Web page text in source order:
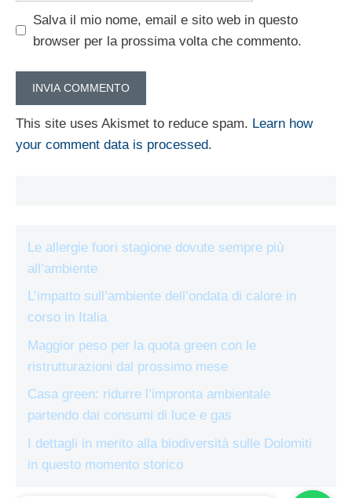
Salva il mio nome, email e sito web in questo
browser per la prossima volta che commento.
This site uses Akismet to reduce spam. Learn how
your comment data is processed.
Le allergie fuori stagione dovute sempre più
all’ambiente
L’impatto sull’ambiente dell’ondata di calore in
corso in Italia
Maggior peso per la quota green con le
ristrutturazioni dal prossimo mese
Casa green: ridurre l’impronta ambientale
partendo dai consumi di luce e gas
I dettagli in merito alla biodiversità sulle Dolomiti
in questo momento storico